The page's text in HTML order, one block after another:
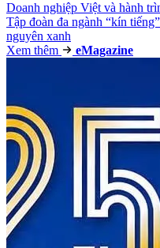
Doanh nghiệp Việt và hành
Tập đoàn đa ngành “kín
nguyên xanh
Xem thêm
eMagazine